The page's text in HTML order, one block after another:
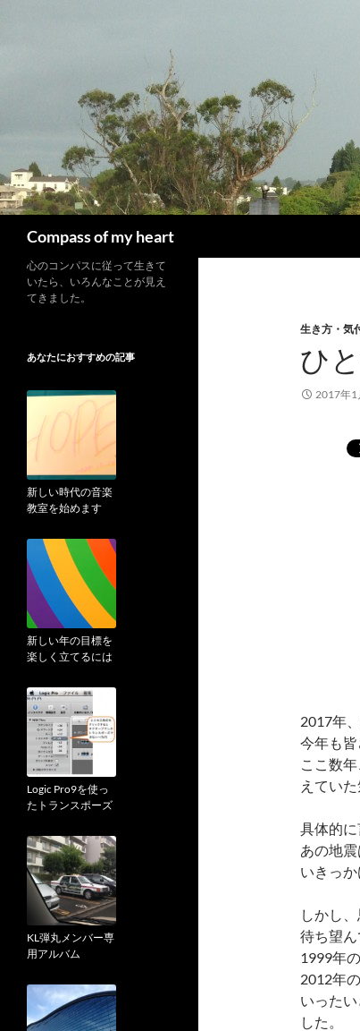
ッ
プ
Compass of my heart
生き方・気
ひ
2017年1
2017年
今年も皆
ここ数
えていた
具体的に
あの地
いきっか
しかし
待ち望ん
1999年
2012年
いった
した。
心のコンパスに従って生きて
いたら、いろんなことが見え
てきました。
あなたにおすすめの記事
新しい時代の音楽
教室を始めます
新しい年の目標を
楽しく立てるには
Logic Pro9を使っ
たトランスポーズ
KL弾丸メンバー専
用アルバム